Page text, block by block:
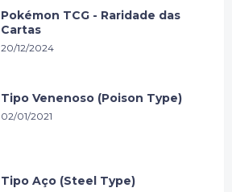
Pokémon TCG - Raridade das
Cartas
20/12/2024
Tipo Venenoso (Poison Type)
02/01/2021
Tipo Aço (Steel Type)